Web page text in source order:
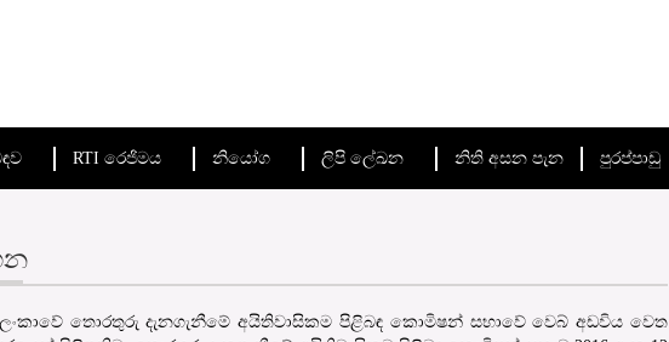
RTI රෙජිමය නියෝග ලිපි ලේඛන නිති අසන පැන පුරප්පාඩු
ලංකාවේ තොරතුරු දැනගැනීමේ අයිතිවාසිකම පිළිබඳ කොමිෂන් සභාවේ වෙබ් අඩවිය වෙත